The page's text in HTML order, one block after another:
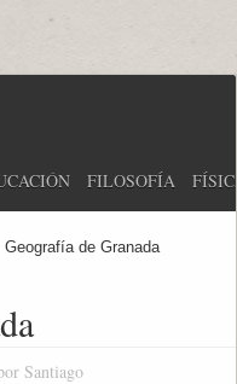
FILOSOFÍA
Geografía de Granada
Santiago